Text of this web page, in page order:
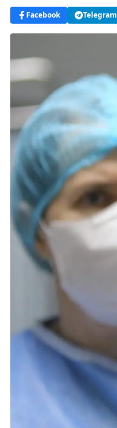
Facebook Telegram